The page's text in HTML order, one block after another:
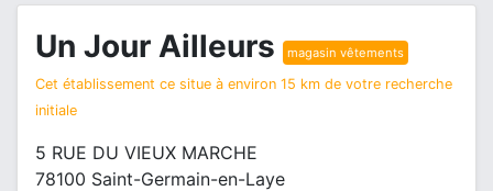
Un Jour Ailleurs magasin vêtements
Cet établissement ce situe à environ 15 km de votre recherche
initiale
5 RUE DU VIEUX MARCHE
78100 Saint-Germain-en-Laye